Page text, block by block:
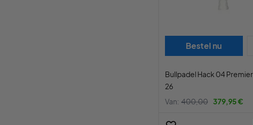
Bestel nu
Bullpadel Hack 04
26
Van: 400,00 379,95 €